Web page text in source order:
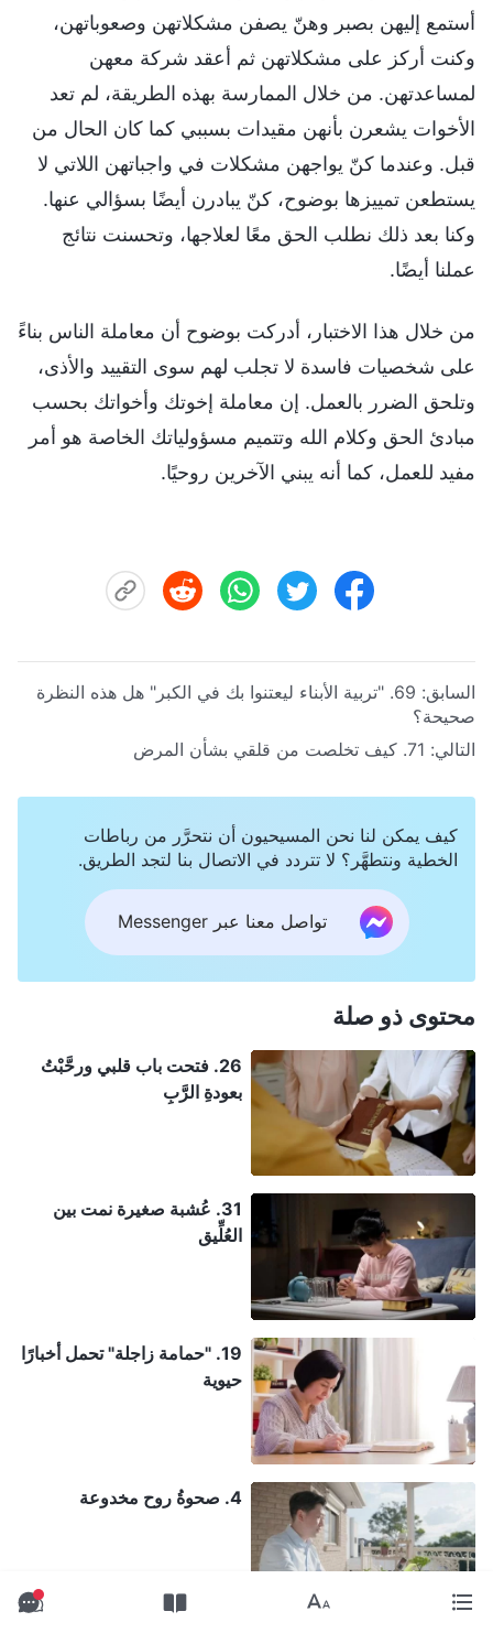
أستمع إليهن بصبر وهنّ يصفن مشكلاتهن وصعوباتهن،
وكنت أركز على مشكلاتهن ثم أعقد شركة معهن
لمساعدتهن. من خلال الممارسة بهذه الطريقة، لم تعد
الأخوات يشعرن بأنهن مقيدات بسببي كما كان الحال من
قبل. وعندما كنّ يواجهن مشكلات في واجباتهن اللاتي لا
يستطعن تمييزها بوضوح، كنّ يبادرن أيضًا بسؤالي عنها.
وكنا بعد ذلك نطلب الحق معًا لعلاجها، وتحسنت نتائج
عملنا أيضًا.
من خلال هذا الاختبار، أدركت بوضوح أن معاملة الناس بناءً
على شخصيات فاسدة لا تجلب لهم سوى التقييد والأذى،
وتلحق الضرر بالعمل. إن معاملة إخوتك وأخواتك بحسب
مبادئ الحق وكلام الله وتتميم مسؤولياتك الخاصة هو أمر
مفيد للعمل، كما أنه يبني الآخرين روحيًا.
السابق:
69. "تربية الأبناء ليعتنوا بك في الكبر" هل هذه النظرة
صحيحة؟
التالي: 71. كيف تخلصت من قلقي بشأن المرض
كيف يمكن لنا نحن المسيحيون أن نتحرَّر من رباطات
الخطية ونتطهَّر؟ لا تتردد في الاتصال بنا لتجد الطريق.
تواصل معنا عبر Messenger
محتوى ذو صلة
26. فتحت باب قلبي ورحَّبْتُ
بعودةِ الرَّبِ
31. عُشبة صغيرة نمت بين
العُلِّيق
19. "حمامة زاجلة" تحمل أخبارًا
حيوية
4. صحوةُ روح مخدوعة